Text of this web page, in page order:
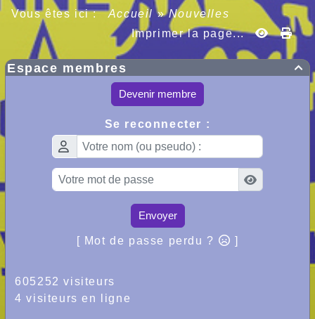
Vous êtes ici :Accueil»Nouvelles
Imprimer la page...

Espace membres
Devenir membre
Se reconnecter :
Envoyer
[ Mot de passe perdu ? ]
605252 visiteurs
4 visiteurs en ligne